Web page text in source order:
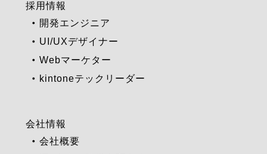
採用情報
開発エンジニア
UI/UXデザイナー
Webマーケター
kintoneテックリーダー
会社情報
会社概要